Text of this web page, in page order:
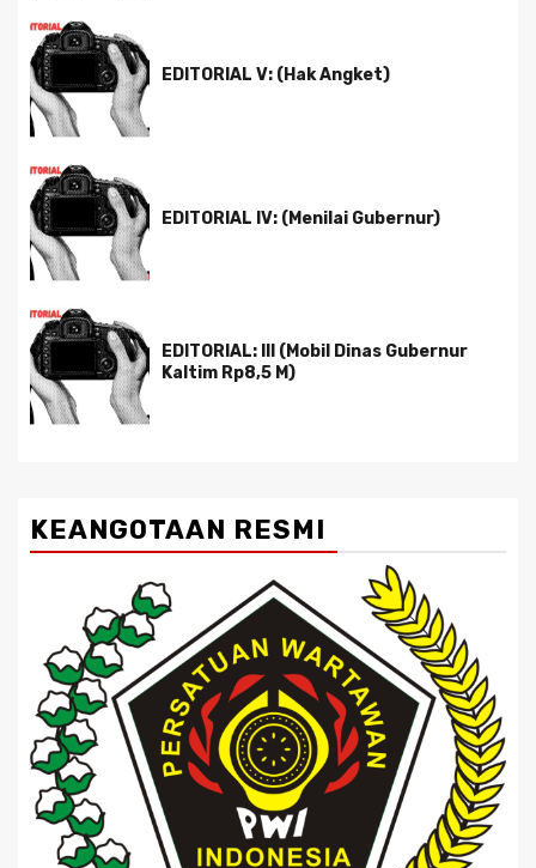
EDITORIAL V: (Hak Angket)
EDITORIAL IV: (Menilai Gubernur)
EDITORIAL: III (Mobil Dinas Gubernur
Kaltim Rp8,5 M)
KEANGOTAAN RESMI